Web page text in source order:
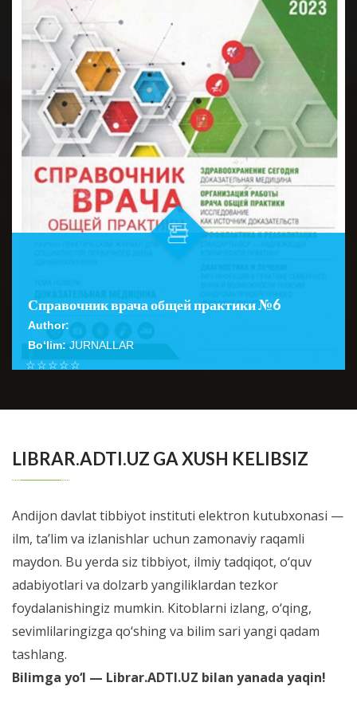
Справочник врача общей практики №6
Author:
Bo‘lim: JURNALLAR
☆
☆
☆
☆
☆
LIBRAR.ADTI.UZ GA XUSH KELIBSIZ
Andijon davlat tibbiyot instituti elektron kutubxonasi —
ilm, ta’lim va izlanishlar uchun zamonaviy raqamli
maydon. Bu yerda siz tibbiyot, ilmiy tadqiqot, o‘quv
adabiyotlari va dolzarb yangiliklardan tezkor
foydalanishingiz mumkin. Kitoblarni izlang, o‘qing,
sevimlilaringizga qo‘shing va bilim sari yangi qadam
tashlang.
Bilimga yo‘l — Librar.ADTI.UZ bilan yanada yaqin!